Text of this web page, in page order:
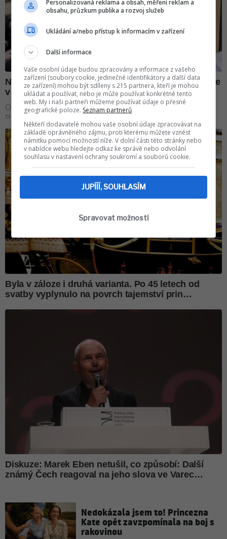
Nedokázala jsem to! Princezna
Kate opět zavzpomínala na boj s
rakovinou
Personalizovaná reklama a obsah, měření reklam a
obsahu, průzkum publika a rozvoj služeb
Ukládání a/nebo přístup k informacím v zařízení
Další informace
Vaše osobní údaje budou zpracovány a informace z vašeho
zařízení (soubory cookie, jedinečné identifikátory a další data
ze zařízení) mohou být sdíleny s 215 partnera, kteří je mohou
ukládat a používat, nebo je může používat konkrétně tento
web. My i naši partneři můžeme používat údaje o přesné
geografické poloze. Seznam partnerů
Někteří dodavatelé mohou vaše osobní údaje zpracovávat na
základě oprávněného zájmu, proti kterému můžete vznést
námitku pomocí možností níže. V dolní části této stránky nebo
v nabídce webu hledejte odkaz ke správě nebo odvolání
souhlasu v nastavení ochrany soukromí a souborů cookie.
JUPÍÍÍ, SOUHLASÍM
Spravovat možnosti